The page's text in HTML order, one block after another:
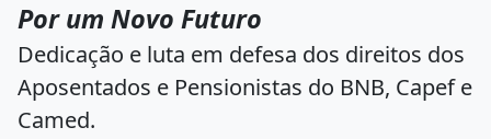
Por um Novo Futuro
Dedicação e luta em defesa dos direitos dos
Aposentados e Pensionistas do BNB, Capef e
Camed.